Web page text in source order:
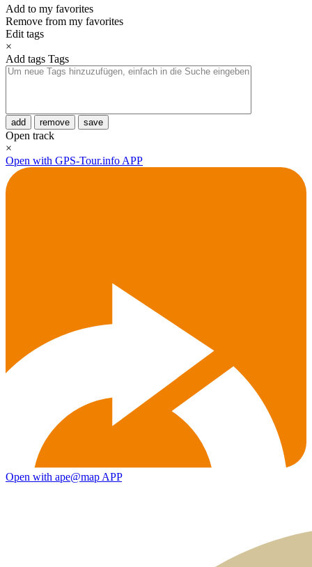
Add to my favorites
Remove from my favorites
Edit tags
×
Add tags Tags
add remove save
Open track
×
Open with GPS-Tour.info APP
Open with ape@map APP